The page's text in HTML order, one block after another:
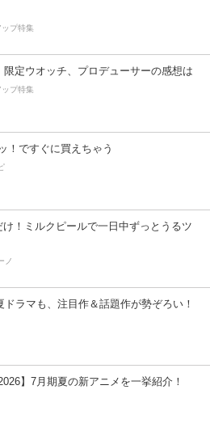
ップ特集
限定ウオッチ、プロデューサーの感想は
ップ特集
！ですぐに買えちゃう
け！ミルクピールで一日中ずっとうるツ
ノ
ドラマも、注目作＆話題作が勢ぞろい！
】7月期夏の新アニメを一挙紹介！